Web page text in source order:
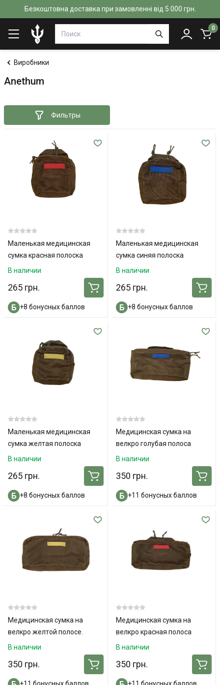
Безкоштовна доставка при замовленні від 5 000 грн.
0
Виробники
Anethum
Фильтры
Маленькая медицинская
сумка красная полоска
В наличии
265 грн.
+8 бонусных баллов
Маленькая медицинская
сумка синяя полоска
В наличии
265 грн.
+8 бонусных баллов
Маленькая медицинская
сумка желтая полоска
В наличии
265 грн.
+8 бонусных баллов
Медицинская сумка на
велкро голубая полоса
В наличии
350 грн.
+11 бонусных баллов
Медицинская сумка на
велкро желтой полосе.
В наличии
350 грн.
Медицинская сумка на
велкро красная полоса
В наличии
350 грн.